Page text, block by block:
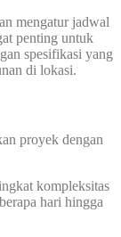
mengatur jadwal
penting untuk
spesifikasi yang
di lokasi.
proyek dengan
kompleksitas
hari hingga